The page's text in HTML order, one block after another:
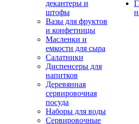
декантеры и
штофы
Вазы для фруктов
и конфетницы
Масленки и
емкости для сыра
Салатники
Диспенсеры для
напитков
Деревянная
сервировочная
посуда
Наборы для воды
Сервировочные